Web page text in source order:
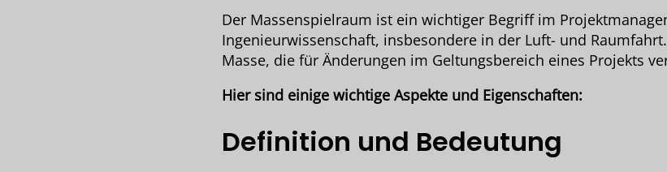
Der Massenspielraum ist ein wichtiger Begriff im
Ingenieurwissenschaft, insbesondere in der Luft- und
Masse, die für Änderungen im Geltungsbereich eines Projekts
Hier sind einige wichtige Aspekte und Eigenschaften:
Definition und Bedeutung